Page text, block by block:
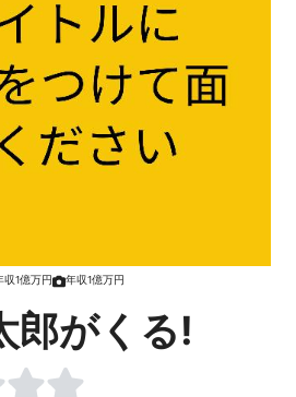
収1億万円 年収1億万円
郎がくる!